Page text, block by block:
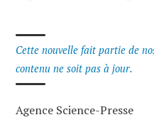
Cette nouvelle fait partie de
contenu ne soit pas à jour.
Agence Science-Presse